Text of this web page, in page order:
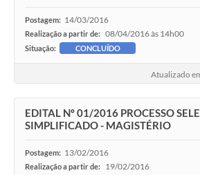
A Nossa Cidade
A Prefeitura
Audiências Públicas
Arquivos para Download
Gabinetes e Secretarias
Postagem: 14/03/2016
Realização a partir de: 08/04/2016 às 14h00
Situação: CONCLUÍDO
Atualizado
EDITAL Nº 01/2016 PROCESSO
SIMPLIFICADO - MAGISTÉRIO
Postagem: 13/02/2016
Realização a partir de: 19/02/2016